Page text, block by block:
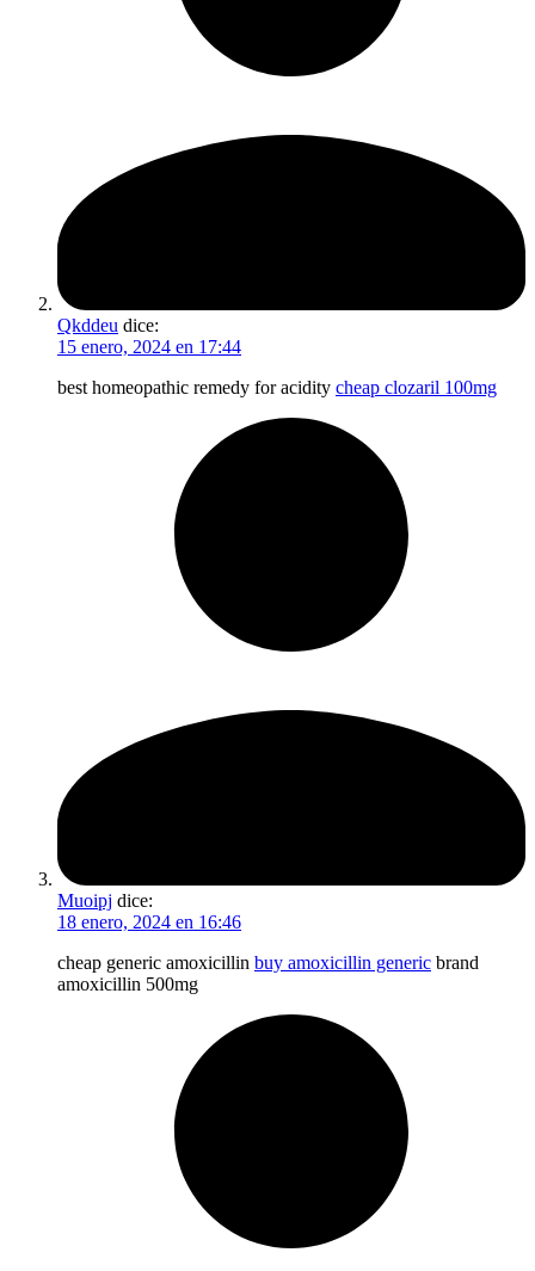
Qkddeu dice:
15 enero, 2024 en 17:44
best homeopathic remedy for acidity cheap clozaril 100mg
Muoipj dice:
18 enero, 2024 en 16:46
cheap generic amoxicillin buy amoxicillin generic brand
amoxicillin 500mg